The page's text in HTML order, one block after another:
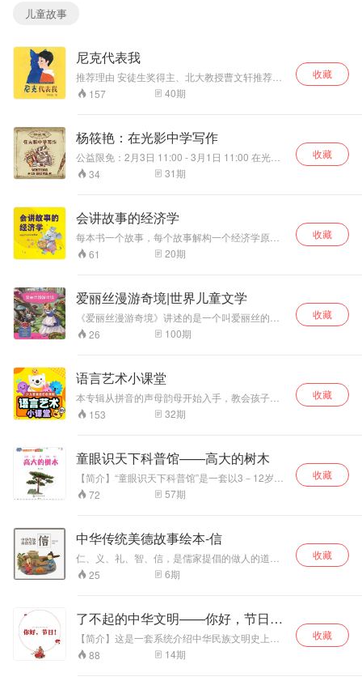
养育熊孩子的苦，
自己的小世界。
儿童故事
尼克代表我
推荐理由 安徒生奖得主、北大教授曹文轩推荐，
入选国家新闻出版总署2018年向全国青少年推荐
的百种优秀出版物，多人广播剧形式全新诠释。
被妈妈揍，可他心里有个梦想——找到会说话的
小狗尼克。在寻找尼克的过程中，小小逐渐察觉
到尼克背后的故事，然而父母的不理解和老师深
藏的秘密阻碍着他靠近真相。小小的梦想和大大
的现实交织碰撞，成长的烦恼、现实的困惑接踵
的使命？这一切，是小小不曾面对的成长考
验……《尼克代表我》是著名儿童文学作家常新
港历时2年，再次发力创作的长篇小说新作，是一
部反映当代孩子心灵成长的深刻作品。作者视角
生小狗尼克的相识交往，进行了一次深情动人又
发人深省的讲述。 演播人员 健力宝
157 40期
收藏
杨筱艳：在光影中学写作
公益限免：2月3日 11:00 - 3月1日 11:00 在光影
中学写作————让孩子们在电影里找到想象的
发动机，学会用影像思维观察生活记录生活，作
好出口。
34 31期
收藏
会讲故事的经济学
每本书一个故事，每个故事解构一个经济学原
理，好玩有趣不怕孩子看不懂。通过故事化的案
例和通俗的理论，从无到有模拟了现代经济社会
理。
61 20期
收藏
爱丽丝漫游奇境|世界儿童文学
《爱丽丝漫游奇境》讲述的是一个叫爱丽丝的小
女孩和姐姐在河边看书时睡着了，梦中她追逐一
只穿着背心的兔子而掉进了兔子洞，从而来到一
变小，有一次竟然还掉到了由自己的眼泪汇聚成
的池塘里。她还遇到了爱说教的公爵夫人、神秘
莫测的柴郡猫、假海龟、总是叫喊着要砍别人头
的扑克牌女王和一群扑克牌士兵，参加了一个疯
狂茶会、一场古怪的球赛和一场审判，直到最后
26 100期
收藏
语言艺术小课堂
本专辑从拼音的声母韵母开始入手，教会孩子左
右的声韵母以及正确发音吐字，其中带有有趣的
绕口令，必背古诗和口语表达写作内容，让孩子
识，后半部分设置了播音主持更系统专业的培训
内容，让孩子们喜欢上说话，爱上表达，成为一
个有气质并且谈吐得体的孩子。 二、讲师 宝宝剧
场编剧团队： 1.专业编剧团队： 宝宝剧场的儿童
编剧均专业出生，核心主创曾任职湖南卫视，参
专业的儿童教育教研团队，多年从事各个年龄段
儿童的学科编辑，对每个阶段的儿童学习掌握能
力具有系统的认知和见解。 3.专业配音团队：宝
宝剧场的配音团队由儿童话剧演员、动画配音员
表演到位，音质也是一流。 三、亮点 1.对标小学
教材+专业语言艺术培训机构 我们的课程知识点
以小学教材为基础，涵盖了发音训练、朗诵、播
音、即兴口语表达、演讲等知识课程。通过系统
153 32期
收藏
童眼识天下科普馆——高大的树木
【简介】“童眼识天下科普馆”是一套以3－12岁的
儿童为对象的科普类专辑。主题既包括生活中常
见的果蔬、花草、树木、动物，又包含恐龙、史
作者童心，国内专业童书作家，儿童阅读推广
人，一直致力于儿童图书出版工作。从事过儿童
教育与心理咨询工作，并具有十多年编辑写与翻
译图书出版经历，改编过多部青少年读物，在游
戏益智、儿童故事、历史文化方面积累了丰富的
子的贴心科学老师；体系完整，包罗万象，精心
选取多个科普主题；语言严谨但又通俗易懂，适
合低龄儿童阅读；经典原创，无论内容还是形式
更符合中国孩子的需求，更中国化。
72 57期
收藏
中华传统美德故事绘本-信
仁、义、礼、智、信，是儒家提倡的做人的道德
准则，也是中国从古到今一直传承的最具代表性
的传统美德。《中华传统美德故事》，从古代典
孩子的阅读兴趣和阅读效果，帮助孩子更好地理
解故事的含义。
25 6期
收藏
了不起的中华文明——你好，节日！
（第二季）
【简介】这是一套系统介绍中华民族文明史上十
大类可以称之为“了不起”的内容的图书。包含文
学、艺术、神话、政治、习俗、技术等方面，既
88 14期
收藏